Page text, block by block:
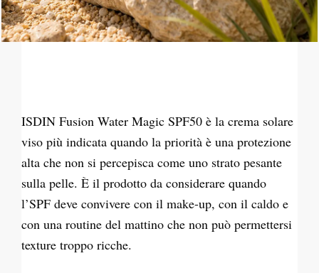
ISDIN Fusion Water Magic SPF50 è la crema solare
viso più indicata quando la priorità è una protezione
alta che non si percepisca come uno strato pesante
sulla pelle. È il prodotto da considerare quando
l’SPF deve convivere con il make-up, con il caldo e
con una routine del mattino che non può permettersi
texture troppo ricche.